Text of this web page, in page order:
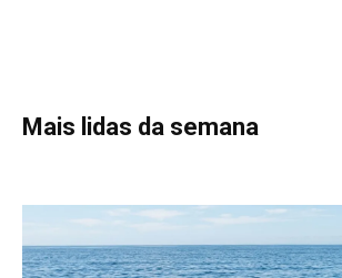
Peixe-lua emerge horizontalmente na
permitir que aves marinhas removam